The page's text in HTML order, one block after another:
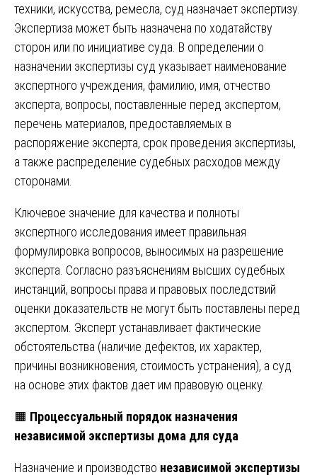
техники, искусства, ремесла, суд назначает экспертизу.
Экспертиза может быть назначена по ходатайству
сторон или по инициативе суда. В определении о
назначении экспертизы суд указывает наименование
экспертного учреждения, фамилию, имя, отчество
эксперта, вопросы, поставленные перед экспертом,
перечень материалов, предоставляемых в
распоряжение эксперта, срок проведения экспертизы,
а также распределение судебных расходов между
сторонами.
Ключевое значение для качества и полноты
экспертного исследования имеет правильная
формулировка вопросов, выносимых на разрешение
эксперта. Согласно разъяснениям высших судебных
инстанций, вопросы права и правовых последствий
оценки доказательств не могут быть поставлены перед
экспертом. Эксперт устанавливает фактические
обстоятельства (наличие дефектов, их характер,
причины возникновения, стоимость устранения), а суд
на основе этих фактов дает им правовую оценку.
🟧 Процессуальный порядок назначения
независимой экспертизы дома для суда
Назначение и производство независимой экспертизы